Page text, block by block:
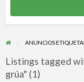
ANUNCIOS
Listings tagged
grúa" (1)